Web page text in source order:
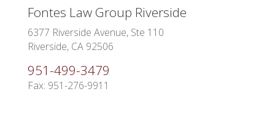
Fontes Law Group Riverside
6377 Riverside Avenue, Ste 110
Riverside, CA 92506
951-499-3479
Fax: 951-276-9911